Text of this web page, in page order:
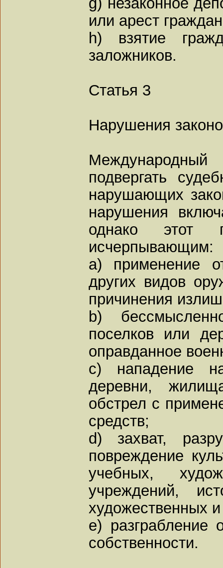
или арест
h) взятие
заложников.
Статья 3
Нарушения
подвергать
нарушающих
нарушения
однако этот
исчерпывающим:
a) применение
других видов
причинения
b)
поселков или
оправданное
c) нападение
деревни,
обстрел с
средств;
d) захват,
повреждение
учебных,
учреждений,
художественных
e) разграбление
собственности.